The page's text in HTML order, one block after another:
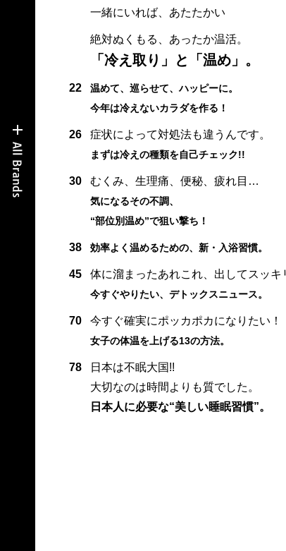
一緒にいれば、あたたかい
絶対ぬくもる、あったか温活。
「冷え取り」と「温め」。
22
温めて、巡らせて、ハッピーに。
今年は冷えないカラダを作る！
26 症状によって対処法も違うんです。
まずは冷えの種類を自己チェック!!
30 むくみ、生理痛、便秘、疲れ目…
気になるその不調、
“部位別温め”で狙い撃ち！
38 効率よく温めるための、新・入浴習慣。
45 体に溜まったあれこれ、出してスッキ
今すぐやりたい、デトックスニュース。
70 今すぐ確実にポッカポカになりたい！
女子の体温を上げる13の方法。
78
日本は不眠大国!!
大切なのは時間よりも質でした。
日本人に必要な“美しい睡眠習慣”。